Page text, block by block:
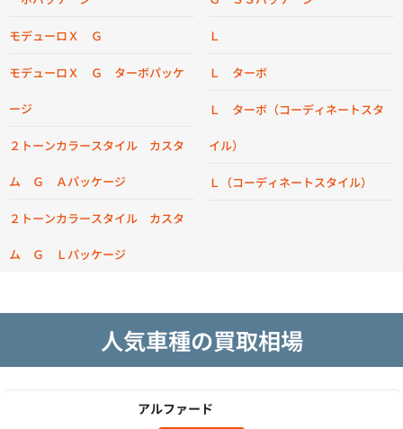
モデューロＸ Ｇ
モデューロＸ Ｇ ターボパッケ
ージ
２トーンカラースタイル カスタ
ム Ｇ Ａパッケージ
２トーンカラースタイル カスタ
ム Ｇ Ｌパッケージ
Ｌ
Ｌ ターボ
Ｌ ターボ（コーディネートスタ
イル）
Ｌ（コーディネートスタイル）
人気車種の買取相場
アルファード